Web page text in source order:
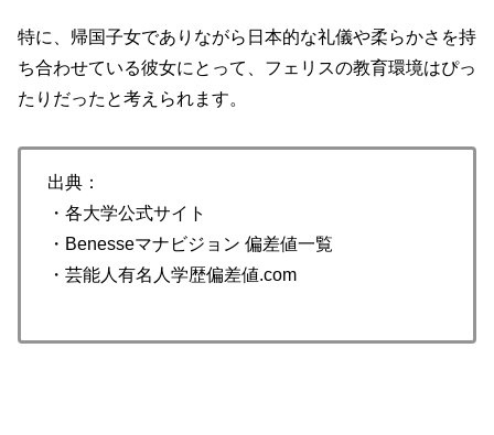
特に、帰国子女でありながら日本的な礼儀や柔らかさを持
ち合わせている彼女にとって、フェリスの教育環境はぴっ
たりだったと考えられます。
出典：
・各大学公式サイト
・Benesseマナビジョン 偏差値一覧
・芸能人有名人学歴偏差値.com